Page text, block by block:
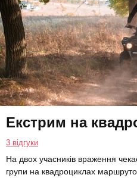
Екстрим на
3 відгуки
На двох учасників враження
групи на квадроциклах